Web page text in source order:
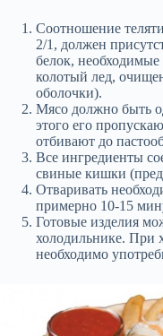
Соотношение
2/1, должен
белок,
колотый лед,
оболочки).
Мясо должно быть
этого его
отбивают до
Все ингредиенты
свиные кишки
Отваривать
примерно 10-15
Готовые изделия
холодильнике. При
необходимо